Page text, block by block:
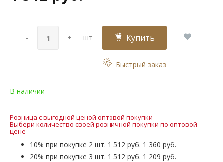
- + шт Купить
Быстрый заказ
В наличии
Розница с выгодной ценой оптовой покупки
Выбери количество своей розничной покупки по оптовой
цене
10% при покупке 2 шт. 1 512 руб. 1 360 руб.
20% при покупке 3 шт. 1 512 руб. 1 209 руб.